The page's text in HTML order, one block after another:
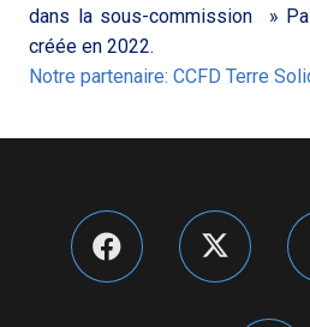
dans la sous-commission »
créée en 2022.
Notre partenaire: CCFD Terre